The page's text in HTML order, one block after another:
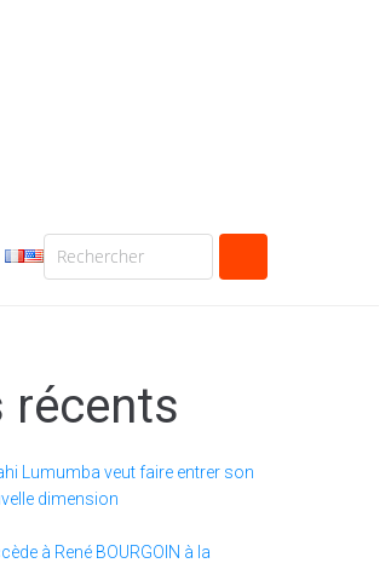
Lumumba veut faire entrer son
dimension
à René BOURGOIN à la